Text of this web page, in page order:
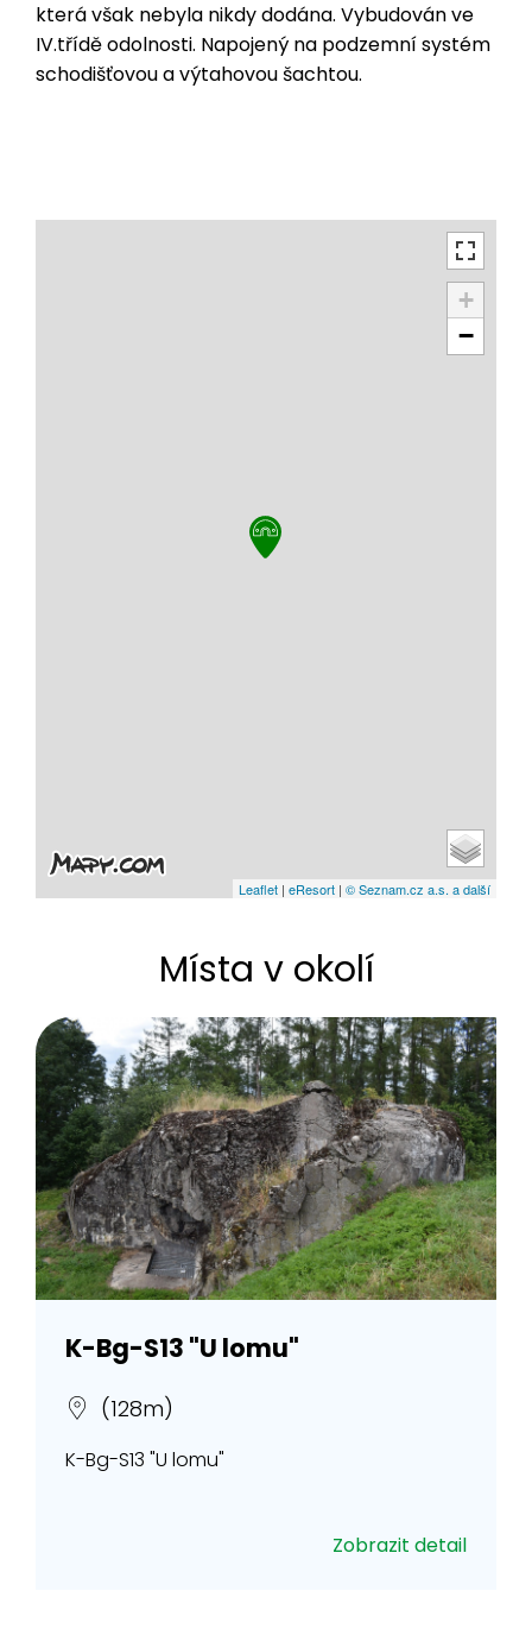
která však nebyla nikdy dodána. Vybudován ve
IV.třídě odolnosti. Napojený na podzemní systém
schodišťovou a výtahovou šachtou.
+
−
Leaflet | eResort | © Seznam.cz a.s. a další
Místa v okolí
K-Bg-S13 "U lomu"
(128m)
K-Bg-S13 "U lomu"
Zobrazit detail